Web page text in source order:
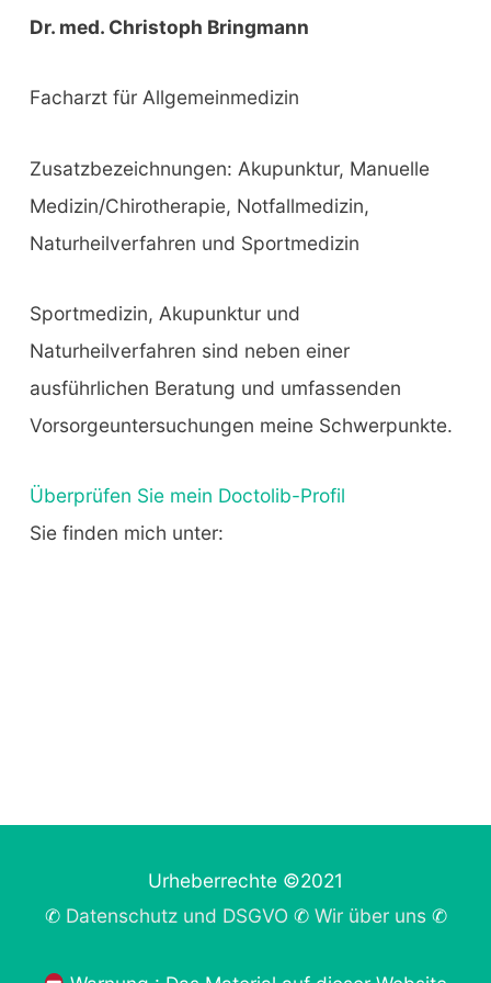
Dr. med. Christoph Bringmann
Facharzt für Allgemeinmedizin
Zusatzbezeichnungen: Akupunktur, Manuelle
Medizin/Chirotherapie, Notfallmedizin,
Naturheilverfahren und Sportmedizin
Sportmedizin, Akupunktur und
Naturheilverfahren sind neben einer
ausführlichen Beratung und umfassenden
Vorsorgeuntersuchungen meine Schwerpunkte.
Überprüfen Sie mein Doctolib-Profil
Sie finden mich unter:
Urheberrechte ©2021
✆ Datenschutz und DSGVO ✆ Wir über uns✆